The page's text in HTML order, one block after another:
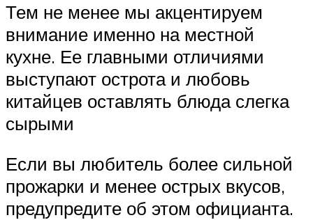
Тем не менее мы акцентируем
внимание именно на местной
кухне. Ее главными отличиями
выступают острота и любовь
китайцев оставлять блюда слегка
сырыми
Если вы любитель более сильной
прожарки и менее острых вкусов,
предупредите об этом официанта.